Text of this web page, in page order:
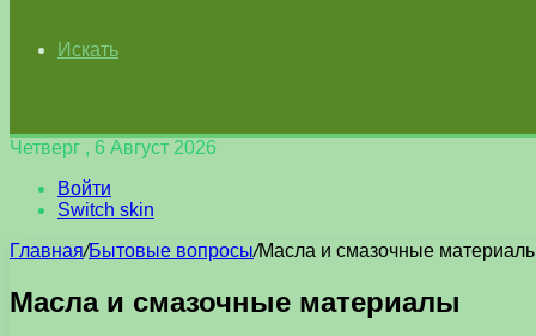
Искать
Четверг , 6 Август 2026
Войти
Switch skin
Главная/Бытовые вопросы/Масла и смазочные
Масла и смазочные материалы